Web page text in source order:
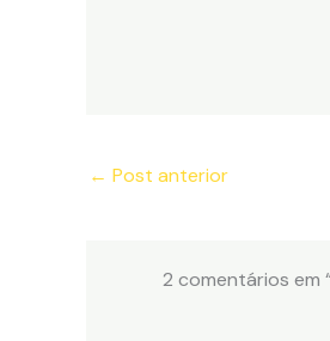
← Post anterior
2 comentários em